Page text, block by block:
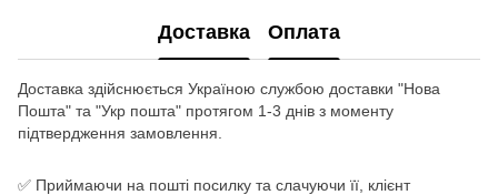
Доставка Оплата
Доставка здійснюється Україною службою доставки "Нова
Пошта" та "Укр пошта" протягом 1-3 днів з моменту
підтвердження замовлення.
✅ Приймаючи на пошті посилку та слачуючи її, клієнт